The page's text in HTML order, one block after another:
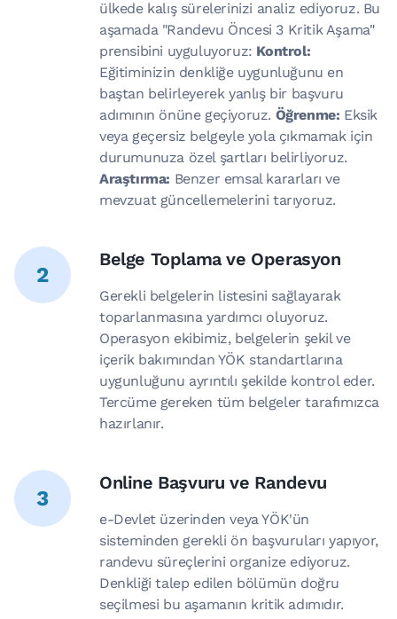
ülkede kalış sürelerinizi analiz ediyoruz. Bu
aşamada "Randevu Öncesi 3 Kritik Aşama"
prensibini uyguluyoruz: Kontrol:
Eğitiminizin denkliğe uygunluğunu en
baştan belirleyerek yanlış bir başvuru
adımının önüne geçiyoruz. Öğrenme: Eksik
veya geçersiz belgeyle yola çıkmamak için
durumunuza özel şartları belirliyoruz.
Araştırma: Benzer emsal kararları ve
mevzuat güncellemelerini tarıyoruz.
2
Belge Toplama ve Operasyon
Gerekli belgelerin listesini sağlayarak
toparlanmasına yardımcı oluyoruz.
Operasyon ekibimiz, belgelerin şekil ve
içerik bakımından YÖK standartlarına
uygunluğunu ayrıntılı şekilde kontrol eder.
Tercüme gereken tüm belgeler tarafımızca
hazırlanır.
3
Online Başvuru ve Randevu
e-Devlet üzerinden veya YÖK'ün
sisteminden gerekli ön başvuruları yapıyor,
randevu süreçlerini organize ediyoruz.
Denkliği talep edilen bölümün doğru
seçilmesi bu aşamanın kritik adımıdır.